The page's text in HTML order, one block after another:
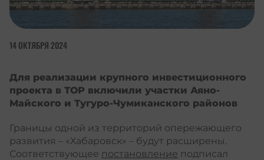
14 ОКТЯБРЯ 2024
Для реализации крупного инвестиционного
проекта в ТОР включили участки Аяно-
Майского и Тугуро-Чумиканского районов
Границы одной из территорий опережающего
развития – «Хабаровск» – будут расширены.
Соответствующее постановление подписал